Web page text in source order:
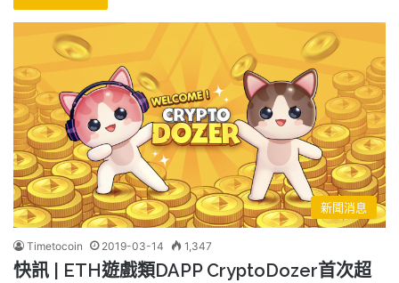
新聞消息
Timetocoin 2019-03-14 1,347
快訊 | ETH遊戲類DAPP CryptoDozer首次超